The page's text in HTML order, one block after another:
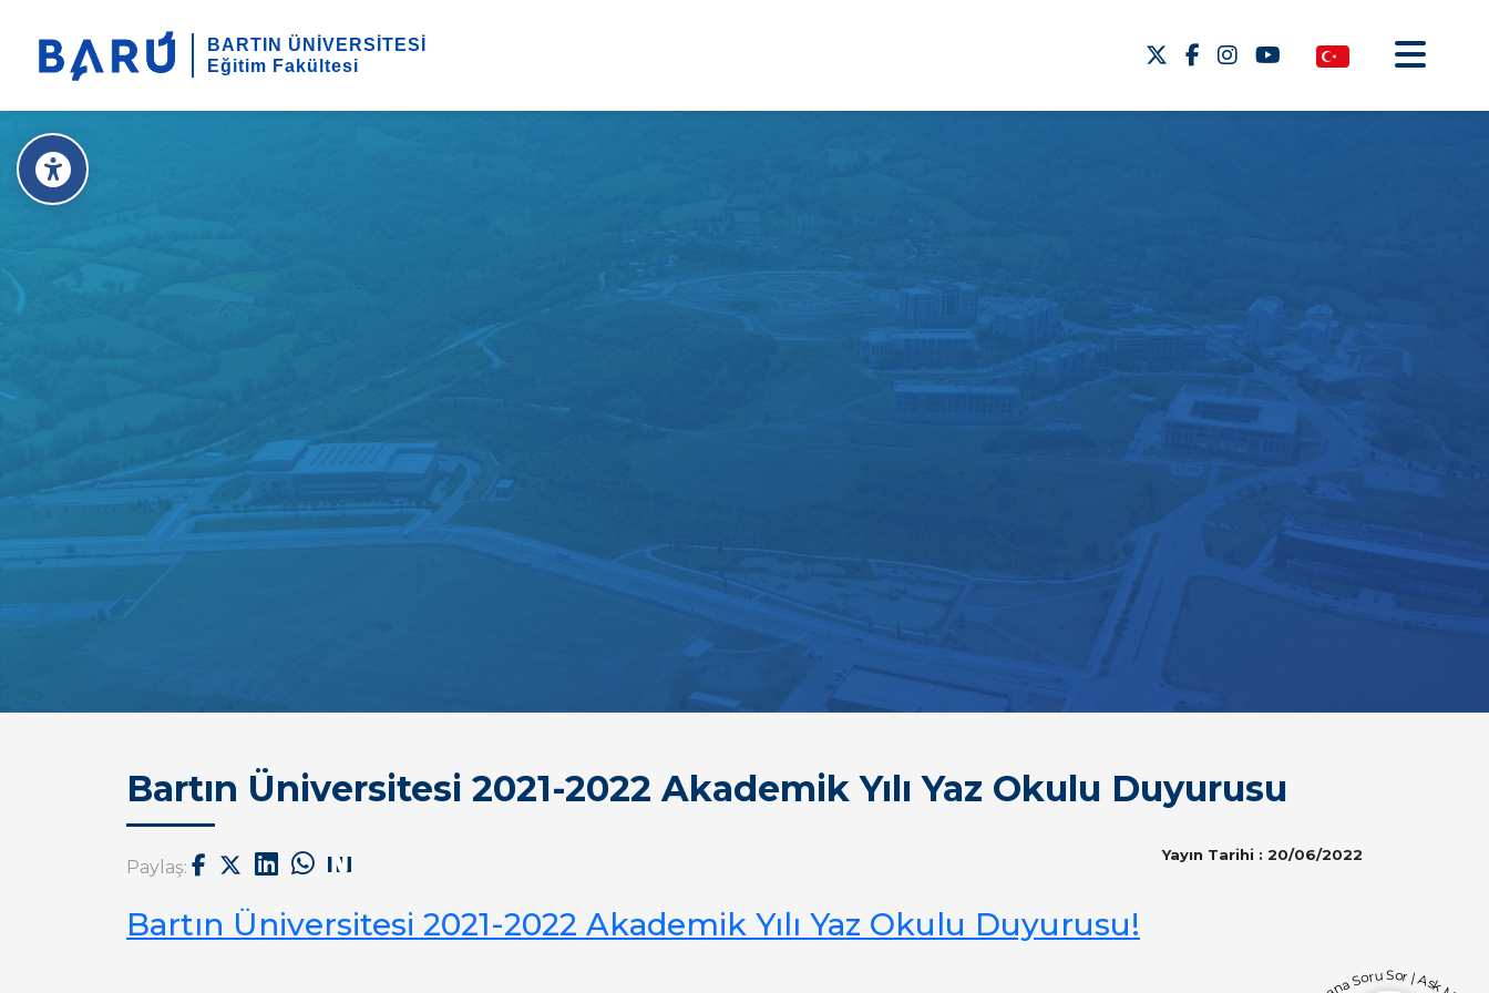
BARTIN ÜNİVERSİTESİ
Eğitim Fakültesi
Bartın Üniversitesi 2021-2022 Akademik Yılı Yaz Okulu Duyurusu
Paylaş:
Yayın Tarihi : 20/06/2022
Bartın Üniversitesi 2021-2022 Akademik Yılı Yaz Okulu Duyurusu!